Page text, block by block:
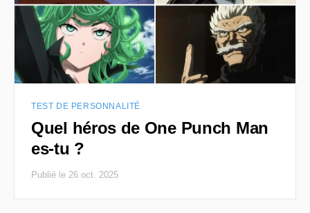
TEST DE PERSONNALITÉ
Quel héros de One Punch Man
es-tu ?
Publié le 26 oct. 2025